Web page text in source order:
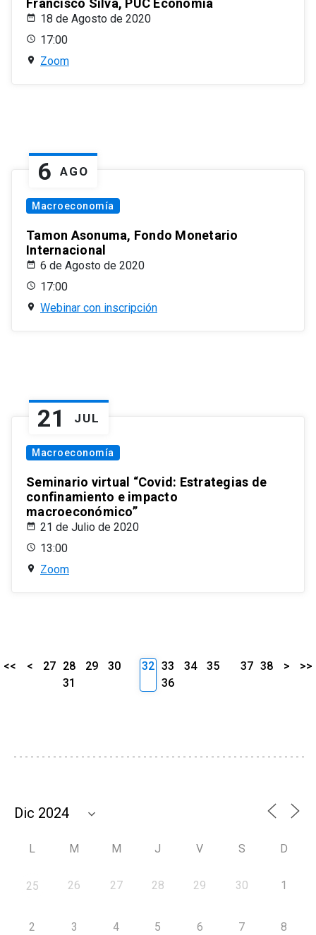
Francisco Silva, PUC Economía
18 de Agosto de 2020
17:00
Zoom
6 AGO
Macroeconomía
Tamon Asonuma, Fondo Monetario
Internacional
6 de Agosto de 2020
17:00
Webinar con inscripción
21 JUL
Macroeconomía
Seminario virtual “Covid: Estrategias de
confinamiento e impacto
macroeconómico”
21 de Julio de 2020
13:00
Zoom
<< < 27 28 29
30
31
32 33 34
35
36
37 38 > >>
L M M J V S D
25 26 27 28 29 30 1
2 3 4 5 6 7 8